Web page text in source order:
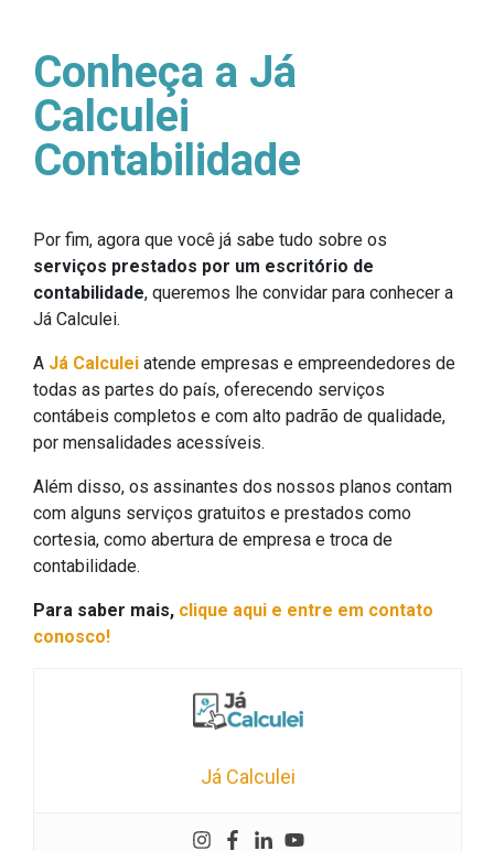
Conheça a Já
Calculei
Contabilidade
Por fim, agora que você já sabe tudo sobre os
serviços prestados por um escritório de
contabilidade, queremos lhe convidar para conhecer a
Já Calculei.
A Já Calculei atende empresas e empreendedores de
todas as partes do país, oferecendo serviços
contábeis completos e com alto padrão de qualidade,
por mensalidades acessíveis.
Além disso, os assinantes dos nossos planos contam
com alguns serviços gratuitos e prestados como
cortesia, como abertura de empresa e troca de
contabilidade.
Para saber mais, clique aqui e entre em contato
conosco!
Já Calculei